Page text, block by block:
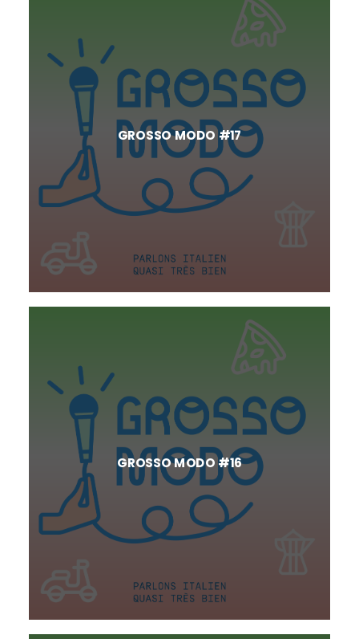
GROSSO MODO #17
GROSSO MODO #16